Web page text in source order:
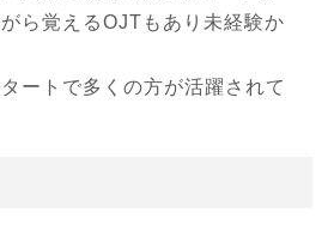
ら覚えるOJTもあり未経験か
ートで多くの方が活躍されて